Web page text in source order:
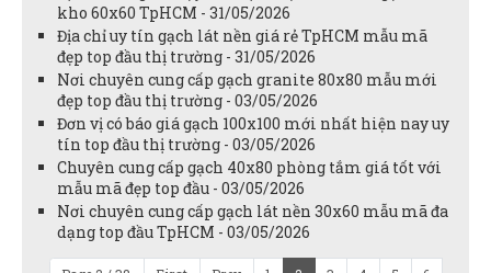
kho 60x60 TpHCM - 31/05/2026
Địa chỉ uy tín gạch lát nền giá rẻ TpHCM mẫu mã
đẹp top đầu thị trường - 31/05/2026
Nơi chuyên cung cấp gạch granite 80x80 mẫu mới
đẹp top đầu thị trường - 03/05/2026
Đơn vị có báo giá gạch 100x100 mới nhất hiện nay uy
tín top đầu thị trường - 03/05/2026
Chuyên cung cấp gạch 40x80 phòng tắm giá tốt với
mẫu mã đẹp top đầu - 03/05/2026
Nơi chuyên cung cấp gạch lát nền 30x60 mẫu mã đa
dạng top đầu TpHCM - 03/05/2026